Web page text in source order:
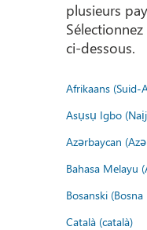
plusieurs
ci-dessous.
Afrikaans (Suid-
Asụsụ Igbo
Azərbaycan
Bahasa Melayu
Bosanski
Català (català)